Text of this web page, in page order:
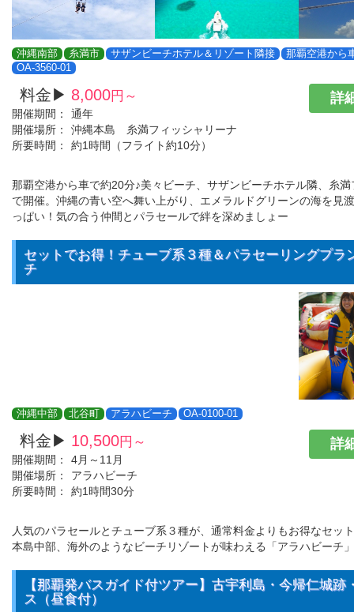
沖縄南部 糸満市 サザンビーチホテル＆リゾート隣接
那覇空港から
OA-3560-01
料金▶ 8,000円～
開催期間：
通年
開催場所：
沖縄本島 糸満フィッシャリーナ
所要時間：
約1時間（フライト約10分）
詳
那覇空港から車で約20分♪美々ビーチ、サザンビーチホテル隣、糸
で開催。沖縄の青い空へ舞い上がり、エメラルドグリーンの海を見
っぱい！気の合う仲間とパラセールで絆を深めましょー
セットでお得！チューブ系３種＆パラセーリングプラ
チ
沖縄中部 北谷町 アラハビーチ OA-0100-01
料金▶ 10,500円～
開催期間：
4月～11月
開催場所：
アラハビーチ
所要時間：
約1時間30分
詳
人気のパラセールとチューブ系３種が、通常料金よりもお得なセッ
本島中部、海外のようなビーチリゾートが味わえる「アラハビーチ
【那覇発バスガイド付ツアー】古宇利島・今帰仁城跡
ス（昼食付）